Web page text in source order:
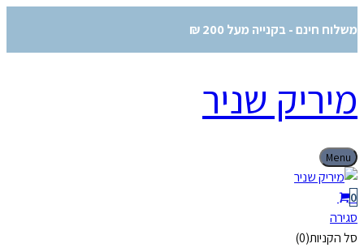
משלוח חינם - בקנייה מעל 200 ₪
מיריק שניר
Menu
0
סגירה
סל הקניות(0)